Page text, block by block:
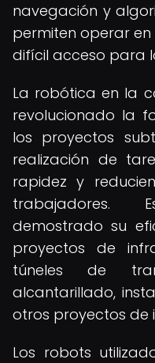
navegación y
permiten operar
difícil acceso para
La robótica en la
revolucionado la
los proyectos
realización de
rapidez y
trabajadores.
demostrado su
proyectos de
túneles de
alcantarillado,
otros proyectos de
Los robots